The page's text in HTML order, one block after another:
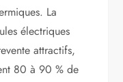
La
électriques
attractifs,
80 à 90 % de